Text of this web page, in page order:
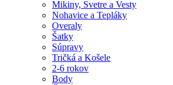
Mikiny, Svetre a Vesty
Nohavice a Tepláky
Overaly
Šatky
Súpravy
Tričká a Košele
2-6 rokov
Body